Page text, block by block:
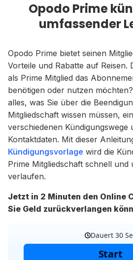
Opodo Prime
umfassender
Opodo Prime bietet seinen
Vorteile und Rabatte auf Reisen.
als Prime Mitglied das
benötigen oder nutzen
alles, was Sie über die
Mitgliedschaft wissen müssen,
verschiedenen Kündigungswege
Kontaktdaten. Mit dieser
Kündigungsvorlage wird die
Prime Mitgliedschaft schnell und
verlaufen.
Jetzt in 2 Minuten den Online
Sie Geld zurückverlangen